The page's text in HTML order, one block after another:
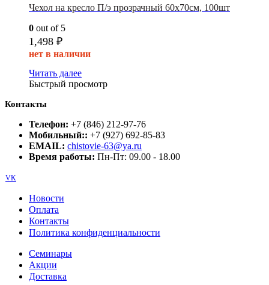
Чехол на кресло П/э прозрачный 60х70см, 100шт
0 out of 5
1,498 ₽
нет в наличии
Читать далее
Быстрый просмотр
Контакты
Телефон: +7 (846) 212-97-76
Мобильный:: +7 (927) 692-85-83
EMAIL: chistovie-63@ya.ru
Время работы: Пн-Пт: 09.00 - 18.00
VK
Новости
Оплата
Контакты
Политика конфиденциальности
Семинары
Акции
Доставка